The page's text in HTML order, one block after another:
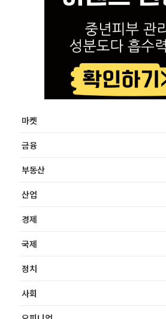
마켓
금융
부동산
산업
경제
국제
정치
사회